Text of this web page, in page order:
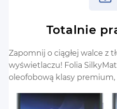
Totalnie
Zapomnij o ciągłej walce z
wyświetlaczu! Folia
oleofobową klasy premium,